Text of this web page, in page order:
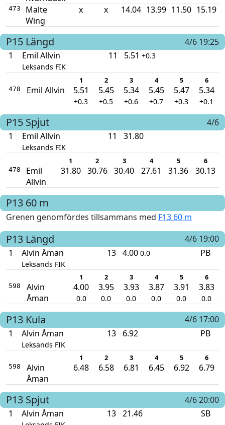
473
Malte
Wing
x x 14.04 13.99 11.50 15.19
P15 Längd
4/6 19:25
1
Emil Allvin
Leksands FIK
11 5.51 +0.3
1 2 3 4 5 6
478 Emil Allvin 5.51
+0.3
5.45
+0.5
5.34
+0.6
5.45
+0.7
5.47
+0.3
5.34
+0.1
P15 Spjut
4/6
1
Emil Allvin
Leksands FIK
11 31.80
1 2 3 4 5 6
478
Emil
Allvin
31.80 30.76 30.40 27.61 31.36 30.13
P13 60 m
Grenen genomfördes tillsammans med F13 60 m
P13 Längd
4/6 19:00
1
Alvin Åman
Leksands FIK
13 4.00 0.0 PB
1 2 3 4 5 6
598
Alvin
Åman
4.00
0.0
3.95
0.0
3.93
0.0
3.87
0.0
3.91
0.0
3.83
0.0
P13 Kula
4/6 17:00
1
Alvin Åman
Leksands FIK
13 6.92 PB
1 2 3 4 5 6
598
Alvin
Åman
6.48 6.58 6.81 6.45 6.92 6.79
P13 Spjut
4/6 20:00
1
Alvin Åman 13 21.46 SB